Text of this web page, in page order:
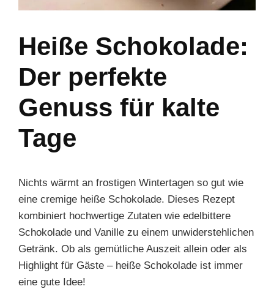
Heiße Schokolade:
Der perfekte
Genuss für kalte
Tage
Nichts wärmt an frostigen Wintertagen so gut wie
eine cremige heiße Schokolade. Dieses Rezept
kombiniert hochwertige Zutaten wie edelbittere
Schokolade und Vanille zu einem unwiderstehlichen
Getränk. Ob als gemütliche Auszeit allein oder als
Highlight für Gäste – heiße Schokolade ist immer
eine gute Idee!